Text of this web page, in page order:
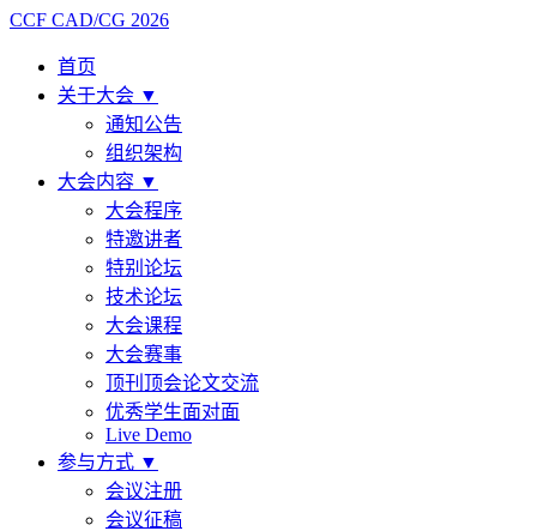
CCF CAD/CG 2026
首页
关于大会 ▼
通知公告
组织架构
大会内容 ▼
大会程序
特邀讲者
特别论坛
技术论坛
大会课程
大会赛事
顶刊顶会论文交流
优秀学生面对面
Live Demo
参与方式 ▼
会议注册
会议征稿